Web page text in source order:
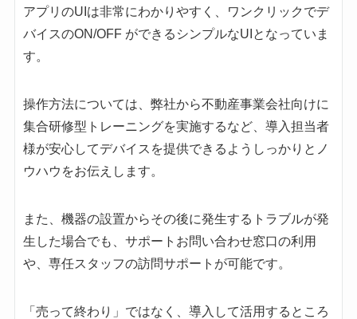
アプリのUIは非常にわかりやすく、ワンクリックでデ
バイスのON/OFF ができるシンプルなUIとなっていま
す。
操作方法については、弊社から不動産事業会社向けに
集合研修型トレーニングを実施するなど、導入担当者
様が安心してデバイスを提供できるようしっかりとノ
ウハウをお伝えします。
また、機器の設置からその後に発生するトラブルが発
生した場合でも、サポートお問い合わせ窓口の利用
や、専任スタッフの訪問サポートが可能です。
「売って終わり」ではなく、導入して活用するところ